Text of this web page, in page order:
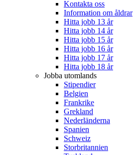
Kontakta oss
Information om åldrar
Hitta jobb 13 år
Hitta jobb 14 år
Hitta jobb 15 år
Hitta jobb 16 år
Hitta jobb 17 år
Hitta jobb 18 år
Jobba utomlands
Stipendier
Belgien
Frankrike
Grekland
Nederländerna
Spanien
Schweiz
Storbritannien